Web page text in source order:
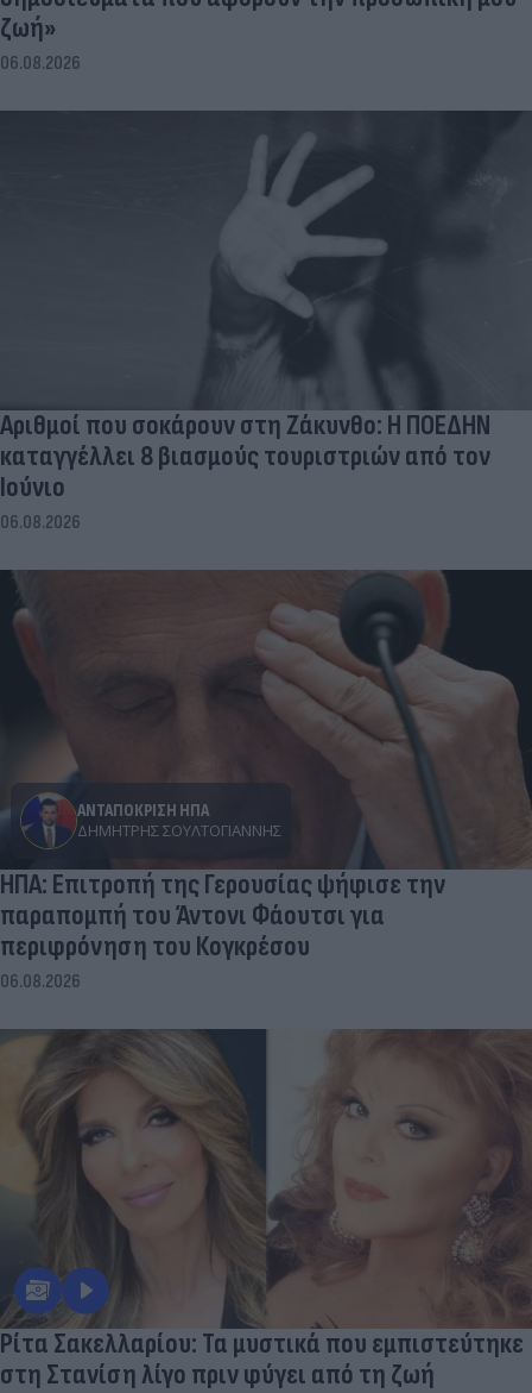
ζωή»
06.08.2026
Αριθμοί που σοκάρουν στη Ζάκυνθο: Η ΠΟΕΔΗΝ
καταγγέλλει 8 βιασμούς τουριστριών από τον
Ιούνιο
06.08.2026
ΑΝΤΑΠΟΚΡΙΣΗ ΗΠΑ
ΔΗΜΉΤΡΗΣ ΣΟΥΛΤΟΓΙΆΝΝΗΣ
ΗΠΑ: Επιτροπή της Γερουσίας ψήφισε την
παραπομπή του Άντονι Φάουτσι για
περιφρόνηση του Κογκρέσου
06.08.2026
Ρίτα Σακελλαρίου: Τα μυστικά που εμπιστεύτηκε
στη Στανίση λίγο πριν φύγει από τη ζωή